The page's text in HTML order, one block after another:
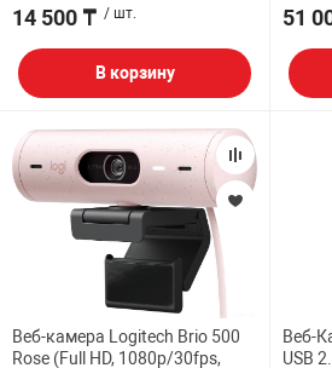
14 500 ₸ / шт.
В корзину
51
Веб-камера Logitech Brio 500
Rose (Full HD, 1080p/30fps,
Веб-
USB